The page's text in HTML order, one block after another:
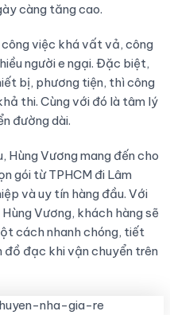
càng tăng cao.
công việc khá vất vả, công
người e ngại. Đặc biệt,
bị, phương tiện, thì công
thi. Cùng với đó là tâm lý
đường dài.
Vương mang đến cho
gói từ TPHCM đi Lâm
và uy tín hàng đầu. Với
Vương, khách hàng sẽ
cách nhanh chóng, tiết
đồ đạc khi vận chuyển trên